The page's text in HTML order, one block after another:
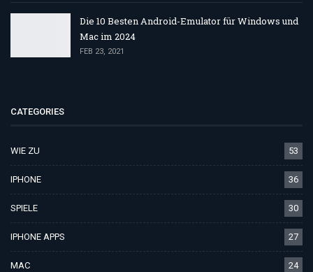
Die 10 Besten Android-Emulator für Windows und
Mac im 2024
FEB 23, 2021
CATEGORIES
WIE ZU 53
IPHONE 36
SPIELE 30
IPHONE APPS 27
MAC 24